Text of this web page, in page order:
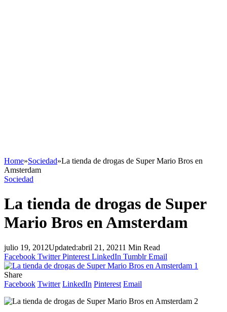
Home»Sociedad»La tienda de drogas de Super Mario Bros en
Amsterdam
Sociedad
La tienda de drogas de Super
Mario Bros en Amsterdam
julio 19, 2012Updated:abril 21, 20211 Min Read
Facebook Twitter Pinterest LinkedIn Tumblr Email
Share
Facebook Twitter LinkedIn Pinterest Email